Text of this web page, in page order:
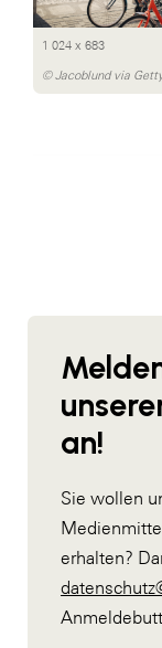
1 024 x 683
© Jacoblund via
an!
Sie wollen
erhalten?